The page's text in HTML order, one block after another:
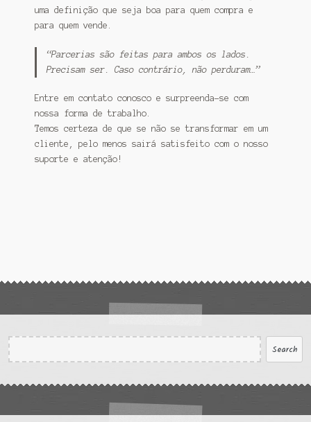
uma definição que seja boa para quem compra e
para quem vende.
“Parcerias são feitas para ambos os lados.
Precisam ser. Caso contrário, não perduram…”
Entre em contato conosco e surpreenda-se com
nossa forma de trabalho.
Temos certeza de que se não se transformar em um
cliente, pelo menos sairá satisfeito com o nosso
suporte e atenção!
Search
Search